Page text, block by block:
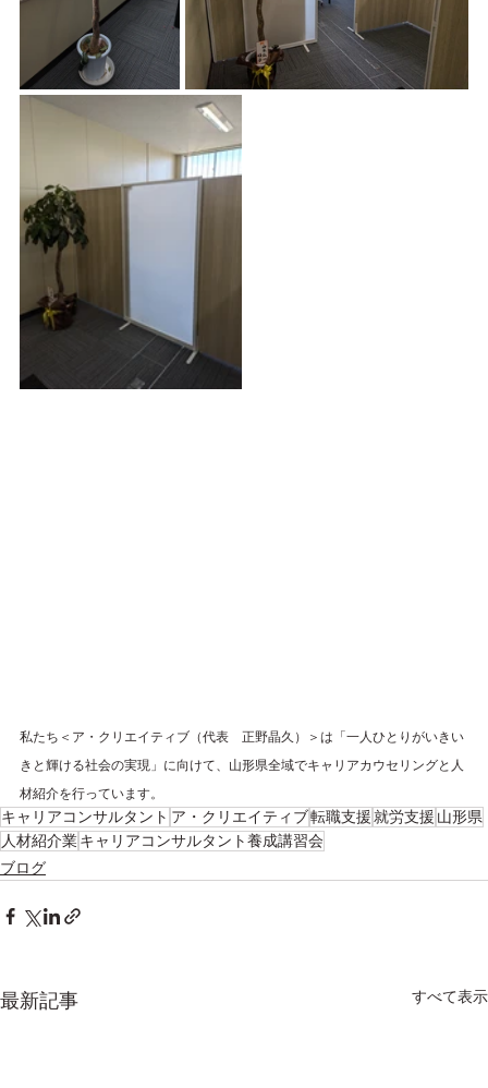
私たち＜ア・クリエイティブ（代表　正野晶久）＞は「一人ひとりがいきい
きと輝ける社会の実現」に向けて、山形県全域でキャリアカウセリングと人
材紹介を行っています。
キャリアコンサルタント ア・クリエイティブ転職支援就労支援 山形県
人材紹介業キャリアコンサルタント養成講習会
ブログ
最新記事 すべて表示